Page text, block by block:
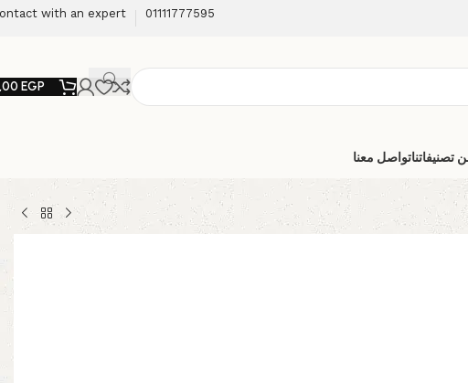
01111777595
with an expert
EGP
تصنيفاتناتواصل معنا